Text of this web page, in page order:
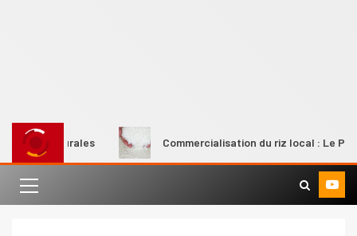
rurales Commercialisation du riz local : Le Premier